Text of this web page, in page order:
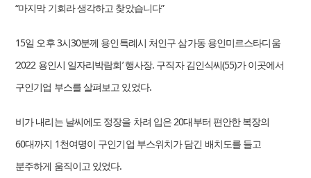
“마지막 기회라 생각하고 찾았습니다”
15일 오후 3시30분께 용인특례시 처인구 삼가동 용인미르스타디움
‘2022 용인시 일자리박람회’ 행사장. 구직자 김인식씨(55)가 이곳에서
구인기업 부스를 살펴보고 있었다.
비가 내리는 날씨에도 정장을 차려 입은 20대부터 편안한 복장의
60대까지 1천여명이 구인기업 부스위치가 담긴 배치도를 들고
분주하게 움직이고 있었다.